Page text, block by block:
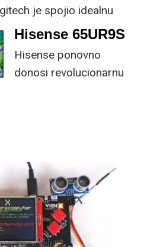
je spojio idealnu
i miša s naprednim
Hisense 65UR9S
Hisense ponovno
donosi revolucionarnu